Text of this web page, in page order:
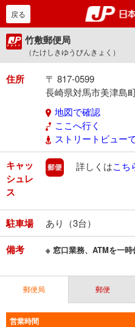
戻る
竹敷郵便局
（たけしきゆうびんきょく）
住所
〒 817-0599
長崎県対馬市美津島
地図で確認
ここへ行く
ストリートビュー
キャッ
シュレ
ス
郵便
詳しくはこち
駐車場 あり（3台）
備考 ※ 窓口業務、ATMを一時
郵便局 郵便
営業時間